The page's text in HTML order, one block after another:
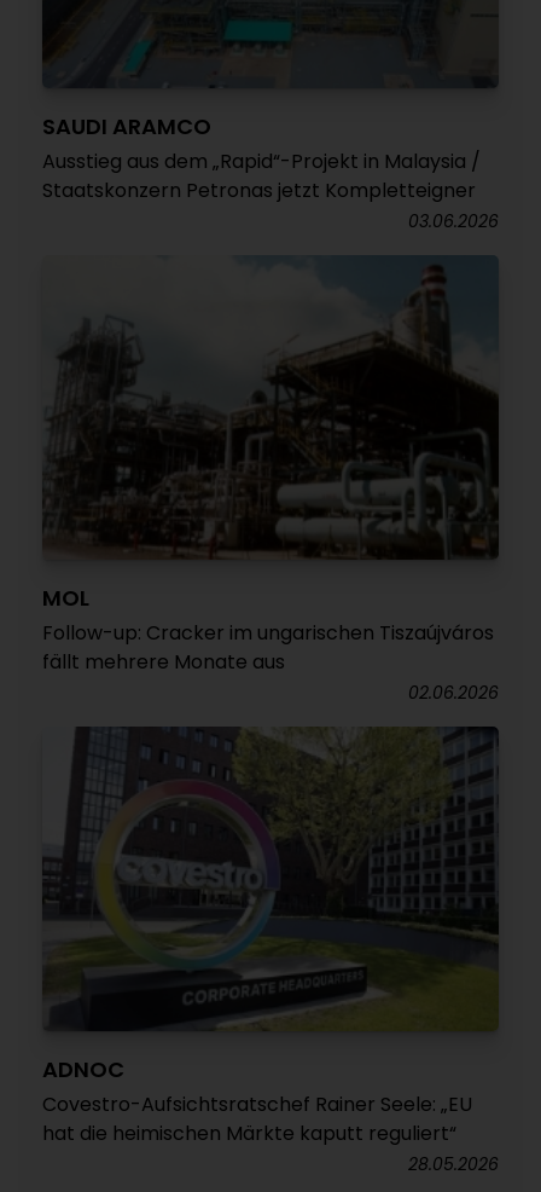
SAUDI ARAMCO
Ausstieg aus dem „Rapid“-Projekt in Malaysia /
Staatskonzern Petronas jetzt Kompletteigner
03.06.2026
MOL
Follow-up: Cracker im ungarischen Tiszaújváros
fällt mehrere Monate aus
02.06.2026
ADNOC
Covestro-Aufsichtsratschef Rainer Seele: „EU
hat die heimischen Märkte kaputt reguliert“
28.05.2026